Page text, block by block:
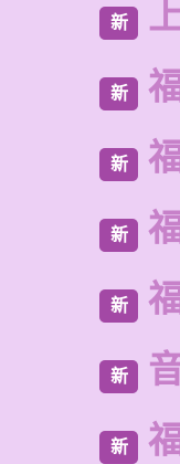
新
新
新
新
新
新
新